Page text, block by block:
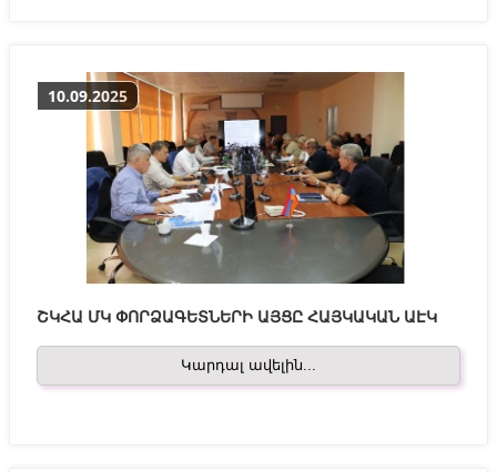
10.09.2025
ՇԿՀԱ ՄԿ ՓՈՐՁԱԳԵՏՆԵՐԻ ԱՅՑԸ ՀԱՅԿԱԿԱՆ ԱԷԿ
Կարդալ ավելին...